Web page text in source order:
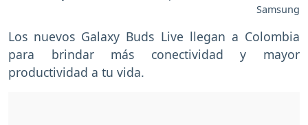
Samsung
Los nuevos Galaxy Buds Live llegan a Colombia
para brindar más conectividad y mayor
productividad a tu vida.